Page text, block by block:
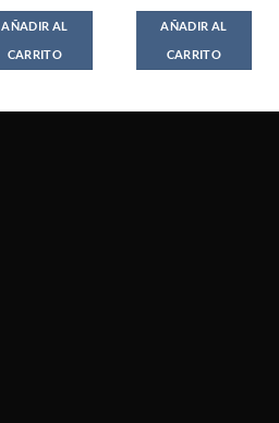
AÑADIR AL
CARRITO
AÑADIR AL
CARRITO